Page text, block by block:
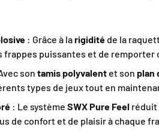
: Grâce à larigidité de la
frappes puissantes et de remporter
son tamis polyvalent et son plan
types de jeux tout en
: Le système SWX Pure Feel réduit
de confort et de plaisir à chaque